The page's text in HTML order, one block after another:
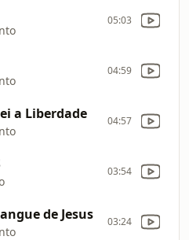
05:03
04:59
a Liberdade 04:57
03:54
de Jesus 03:24